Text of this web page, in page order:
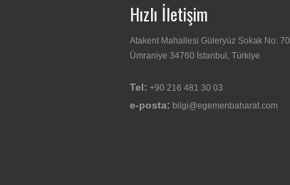
Hızlı İletişim
Atakent Mahallesi Güleryüz Sokak No: 70
Ümraniye 34760 İstanbul, Türkiye
Tel: +90 216 481 30 03
e-posta: bilgi@egemenbaharat.com